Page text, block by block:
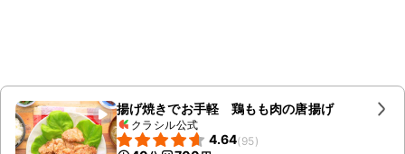
揚げ焼きでお手軽 鶏もも肉の唐揚げ
クラシル公式
4.64(95)